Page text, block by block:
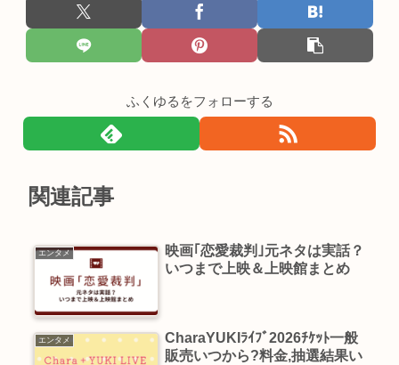
ふくゆるをフォローする
関連記事
エンタメ
映画｢恋愛裁判｣元ネタは実話？
いつまで上映＆上映館まとめ
エンタメ
CharaYUKIﾗｲﾌﾞ2026ﾁｹｯﾄ一般
販売いつから?料金,抽選結果い